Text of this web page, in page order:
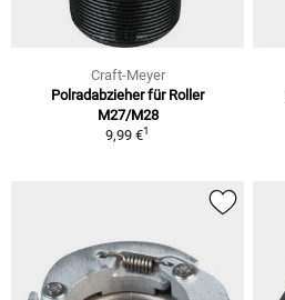
Craft-Meyer
Polradabzieher für Roller
M27/M28
9,99 €1